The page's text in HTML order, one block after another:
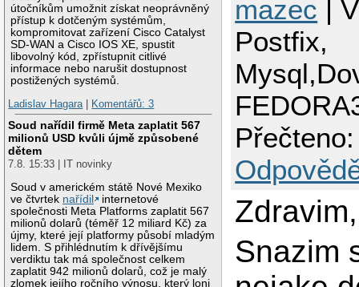
útočníkům umožnit získat neoprávněný
přístup k dotčeným systémům,
kompromitovat zařízení Cisco Catalyst
SD-WAN a Cisco IOS XE, spustit
libovolný kód, zpřístupnit citlivé
informace nebo narušit dostupnost
postižených systémů.
Ladislav Hagara| Komentářů: 3
Soud nařídil firmě Meta zaplatit 567
milionů USD kvůli újmě způsobené
dětem
7.8. 15:33 | IT novinky
Soud v americkém státě Nové Mexiko
ve čtvrtek nařídil
internetové
společnosti Meta Platforms zaplatit 567
milionů dolarů (téměř 12 miliard Kč) za
újmy, které její platformy působí mladým
lidem. S přihlédnutím k dřívějšímu
verdiktu tak má společnost celkem
zaplatit 942 milionů dolarů, což je malý
zlomek jejího ročního výnosu, který loni
mazec |
Postfix,
Zdravim,
Snazim